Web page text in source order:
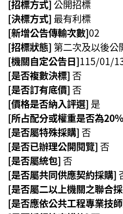
[招標方式] 公開招標
[決標方式] 最有利標
[新增公告傳輸次數]02
[招標狀態] 第二次及以後公
[機關自定公告日]115/01/
[是否複數決標] 否
[是否訂有底價] 否
[價格是否納入評選] 是
[所占配分或權重是否為
[是否屬特殊採購] 否
[是否已辦理公開閱覽] 否
[是否屬統包] 否
[是否屬共同供應契約採購]
[是否屬二以上機關之聯合
[是否應依公共工程專業技